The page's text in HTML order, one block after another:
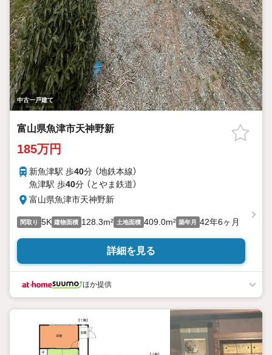
中古一戸建て
富山県魚津市天神野新
185万円
新魚津駅 歩40分 （地鉄本線）
魚津駅 歩40分 （とやま鉄道）
富山県魚津市天神野新
間取り 5K 建物面積 128.3m² 土地面積 409.0m² 築年月 42年6ヶ月
詳細を見る
ほか提供